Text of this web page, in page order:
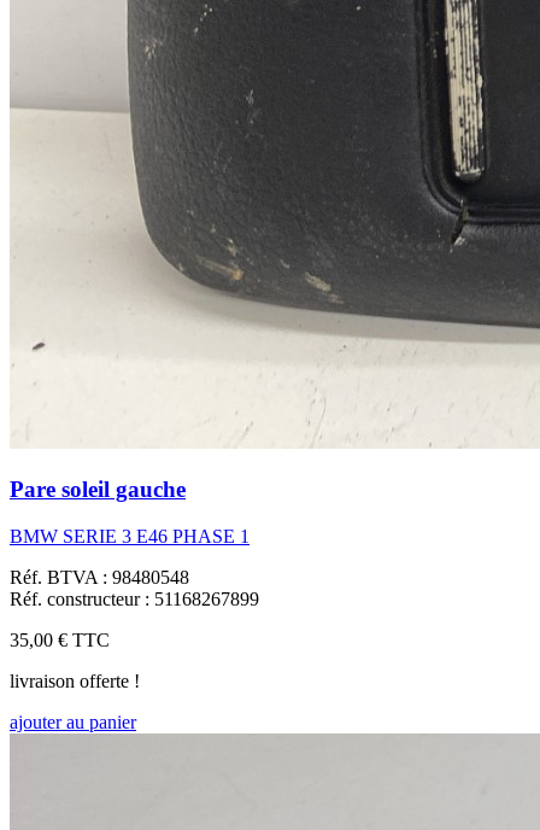
Pare soleil gauche
BMW SERIE 3 E46 PHASE 1
Réf. BTVA : 98480548
Réf. constructeur : 51168267899
35,00 € TTC
livraison offerte !
ajouter au panier